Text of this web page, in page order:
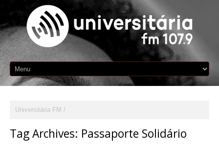
Universitária FM
Tag Archives: Passaporte Solidário